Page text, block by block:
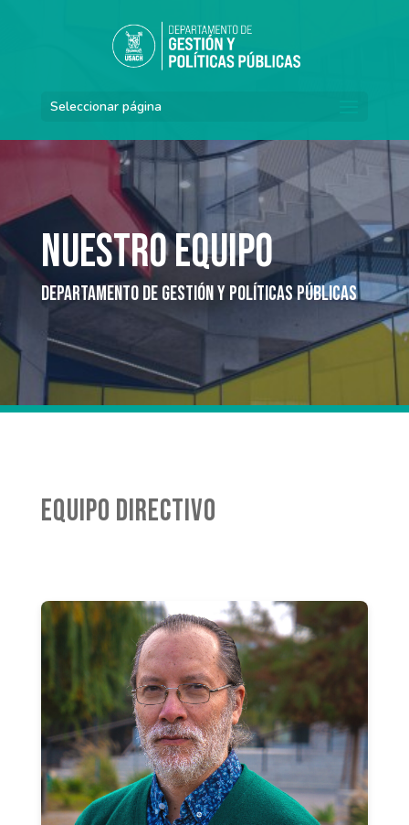
Seleccionar página
Nuestro Equipo
Departamento de Gestión y Políticas Públicas
EQUIPO DIRECTIVO
Mario Radrigán Rubio
Director de Departamento